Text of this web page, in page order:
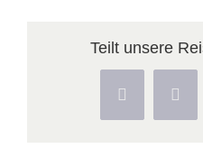
Teilt unsere
Facebook
X